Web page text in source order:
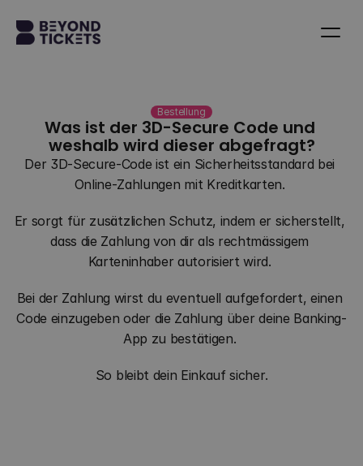
Bestellung
Was ist der 3D-Secure Code und
weshalb wird dieser abgefragt?
Der 3D-Secure-Code ist ein Sicherheitsstandard bei
Online-Zahlungen mit Kreditkarten.
Er sorgt für zusätzlichen Schutz, indem er sicherstellt,
dass die Zahlung von dir als rechtmässigem
Karteninhaber autorisiert wird.
Bei der Zahlung wirst du eventuell aufgefordert, einen
Code einzugeben oder die Zahlung über deine Banking-
App zu bestätigen.
So bleibt dein Einkauf sicher.